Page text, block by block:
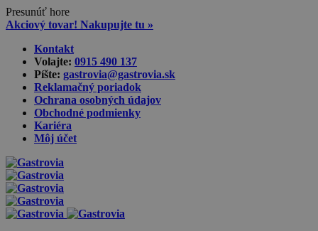
Presunúť hore
Akciový tovar! Nakupujte tu »
content
Kontakt
Volajte: 0915 490 137‬
Píšte: gastrovia@gastrovia.sk‬
Reklamačný poriadok
Ochrana osobných údajov
Obchodné podmienky
Kariéra
Môj účet